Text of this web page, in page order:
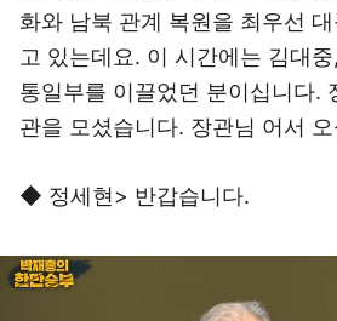
화와 남북 관계 복원을 최우선
고 있는데요. 이 시간에는 김대
통일부를 이끌었던 분이십니다.
관을 모셨습니다. 장관님 어서
◆ 정세현> 반갑습니다.